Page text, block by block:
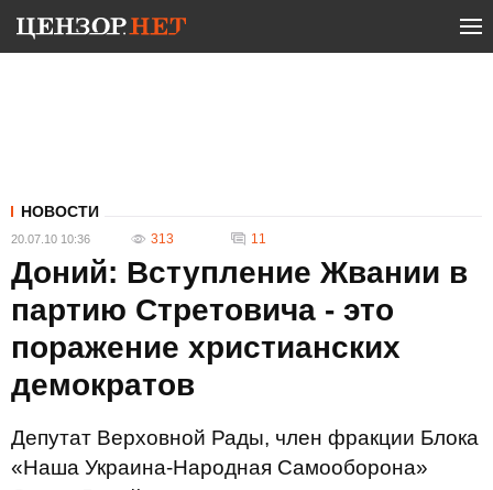
НОВОСТИ
20.07.10 10:36 313 11
Доний: Вступление Жвании в
партию Стретовича - это
поражение христианских
демократов
Депутат Верховной Рады, член фракции Блока
«Наша Украина-Народная Самооборона»